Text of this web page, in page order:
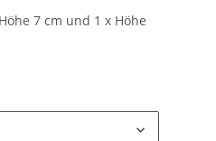
7 cm und 1 x Höhe